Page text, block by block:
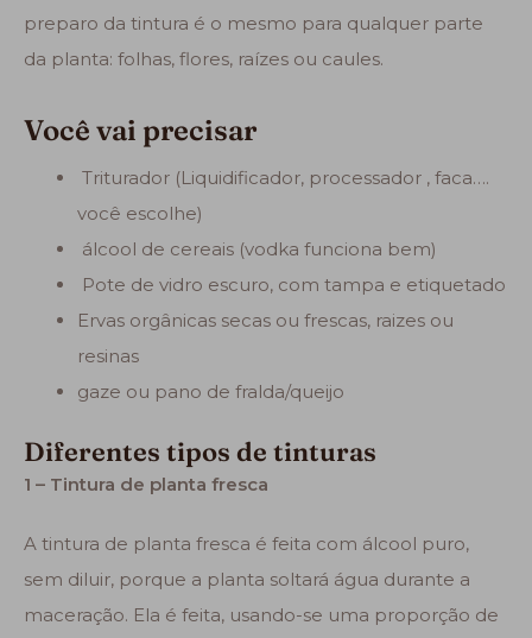
preparo da tintura é o mesmo para qualquer parte
da planta: folhas, flores, raízes ou caules.
Você vai precisar
Triturador (Liquidificador, processador , faca….
você escolhe)
álcool de cereais (vodka funciona bem)
Pote de vidro escuro, com tampa e etiquetado
Ervas orgânicas secas ou frescas, raizes ou
resinas
gaze ou pano de fralda/queijo
Diferentes tipos de tinturas
1 – Tintura de planta fresca
A tintura de planta fresca é feita com álcool puro,
sem diluir, porque a planta soltará água durante a
maceração. Ela é feita, usando-se uma proporção de